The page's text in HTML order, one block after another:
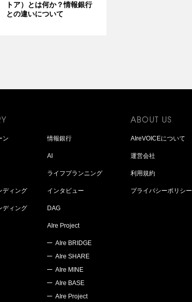
トア）とは何か？情報銀行
との違いについて
ン
ディング
ディング
情報銀行
AI
ライフプランニング
インタビュー
DAG
AIre Project
AIre BRIDGE
AIre SHARE
AIre MINE
AIre BASE
AIre Project
AIreVOICEについて
運営会社
利用規約
プライバシーポリシー